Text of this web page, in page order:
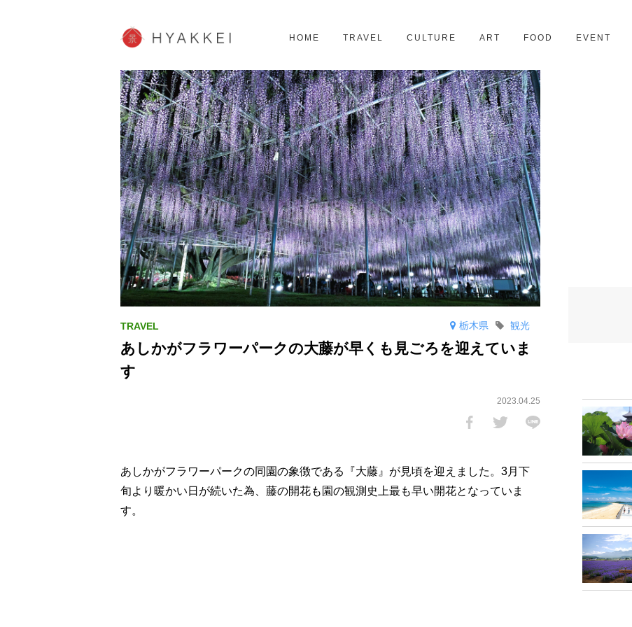
HOME TRAVEL CULTURE ART FOOD EVENT
JP info
栃木県 観光
あしかがフラワーパークの大藤が早くも見ごろを迎えていま
す
2023.04.25
あしかがフラワーパークの同園の象徴である『大藤』が見頃を迎えました。3月下
旬より暖かい日が続いた為、藤の開花も園の観測史上最も早い開花となっていま
す。